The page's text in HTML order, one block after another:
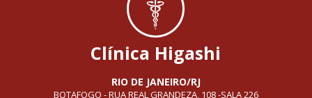
Clínica Higashi
RIO DE JANEIRO/RJ
BOTAFOGO - RUA REAL GRANDEZA, 108 -SALA 226